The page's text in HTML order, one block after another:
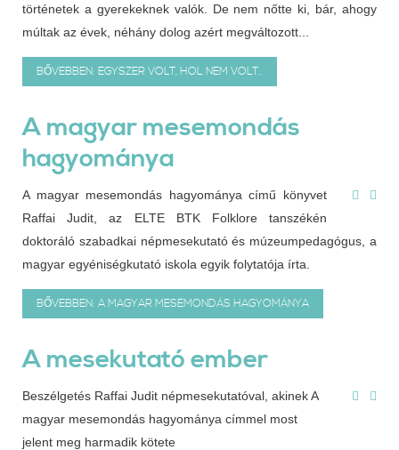
történetek a gyerekeknek valók. De nem nőtte ki, bár, ahogy
múltak az évek, néhány dolog azért megváltozott...
BŐVEBBEN: EGYSZER VOLT, HOL NEM VOLT...
A magyar mesemondás
hagyománya
A magyar mesemondás hagyománya című könyvet
Raffai Judit, az ELTE BTK Folklore tanszékén
doktoráló szabadkai népmesekutató és múzeumpedagógus, a
magyar egyéniségkutató iskola egyik folytatója írta.
BŐVEBBEN: A MAGYAR MESEMONDÁS HAGYOMÁNYA
A mesekutató ember
Beszélgetés Raffai Judit népmesekutatóval, akinek A
magyar mesemondás hagyománya címmel most
jelent meg harmadik kötete